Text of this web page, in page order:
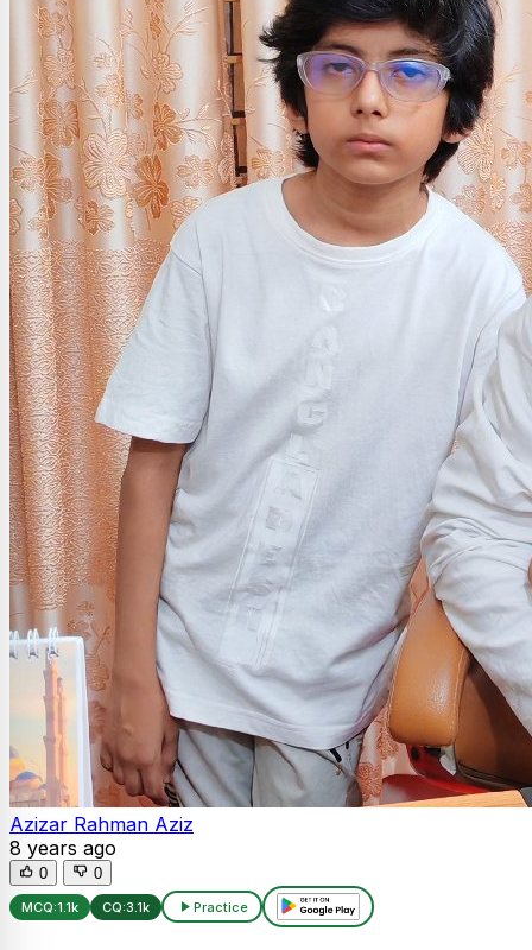
Azizar Rahman Aziz
8 years ago
0 0
MCQ:1.1k CQ:3.1k Practice